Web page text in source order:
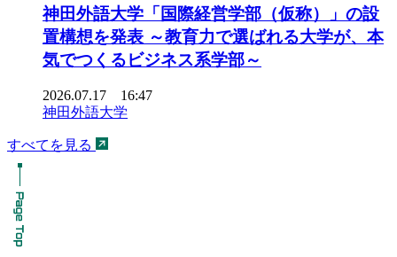
神田外語大学「国際経営学部（仮称）」の設
置構想を発表 ～教育力で選ばれる大学が、本
気でつくるビジネス系学部～
2026.07.17 16:47
神田外語大学
すべてを見る